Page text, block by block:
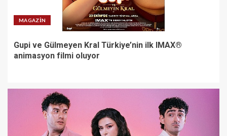
MAGAZIN
Gupi ve Gülmeyen Kral Türkiye’nin ilk IMAX®
animasyon filmi oluyor